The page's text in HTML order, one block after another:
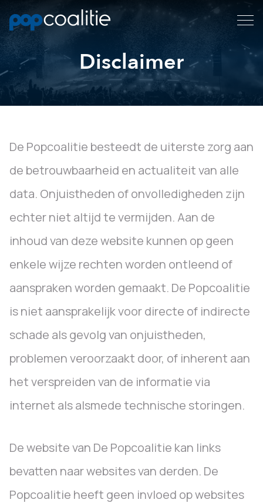
Disclaimer
De Popcoalitie besteedt de uiterste zorg aan
de betrouwbaarheid en actualiteit van alle
data. Onjuistheden of onvolledigheden zijn
echter niet altijd te vermijden. Aan de
inhoud van deze website kunnen op geen
enkele wijze rechten worden ontleend of
aanspraken worden gemaakt. De Popcoalitie
is niet aansprakelijk voor directe of indirecte
schade als gevolg van onjuistheden,
problemen veroorzaakt door, of inherent aan
het verspreiden van de informatie via
internet als alsmede technische storingen.
De website van De Popcoalitie kan links
bevatten naar websites van derden. De
Popcoalitie heeft geen invloed op websites